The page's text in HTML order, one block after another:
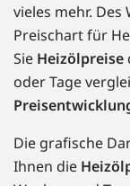
vieles mehr.
Preischart für
Sie Heizölpreise
oder Tage
Die grafische
Ihnen die